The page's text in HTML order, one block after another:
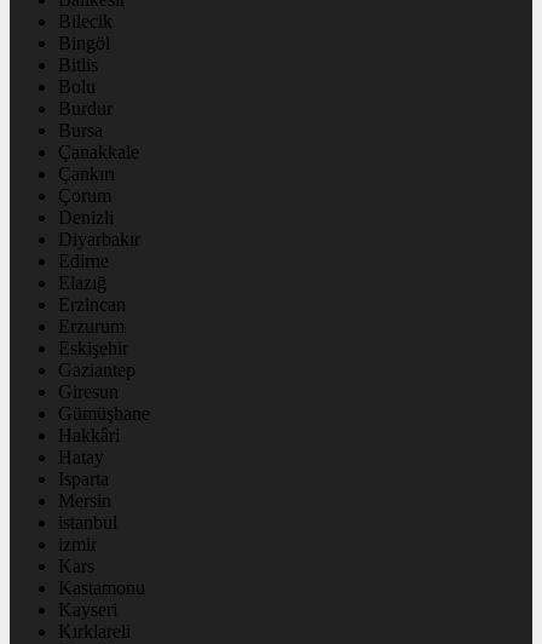
Bilecik
Bingöl
Bitlis
Bolu
Burdur
Bursa
Çanakkale
Çankırı
Çorum
Denizli
Diyarbakır
Edirne
Elazığ
Erzincan
Erzurum
Eskişehir
Gaziantep
Giresun
Gümüşhane
Hakkâri
Hatay
Isparta
Mersin
istanbul
izmir
Kars
Kastamonu
Kayseri
Kırklareli